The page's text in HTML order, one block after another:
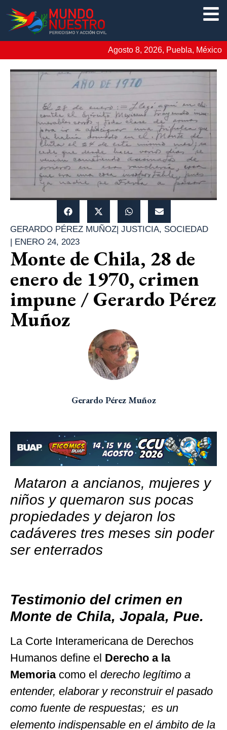
Agosto 8, 2026, Puebla, México
GERARDO PÉREZ MUÑOZ| JUSTICIA, SOCIEDAD
| ENERO 24, 2023
Monte de Chila, 28 de
enero de 1970, crimen
impune / Gerardo Pérez
Muñoz
Gerardo Pérez Muñoz
Mataron a ancianos, mujeres y
niños y quemaron sus pocas
propiedades y dejaron los
cadáveres tres meses sin poder
ser enterrados
Testimonio del crimen en
Monte de Chila, Jopala, Pue.
La Corte Interamericana de Derechos
Humanos define el Derecho a la
Memoriacomo el derecho legítimo a
entender, elaborar y reconstruir el pasado
como fuente de respuestas; es un
elemento indispensable en el ámbito de la